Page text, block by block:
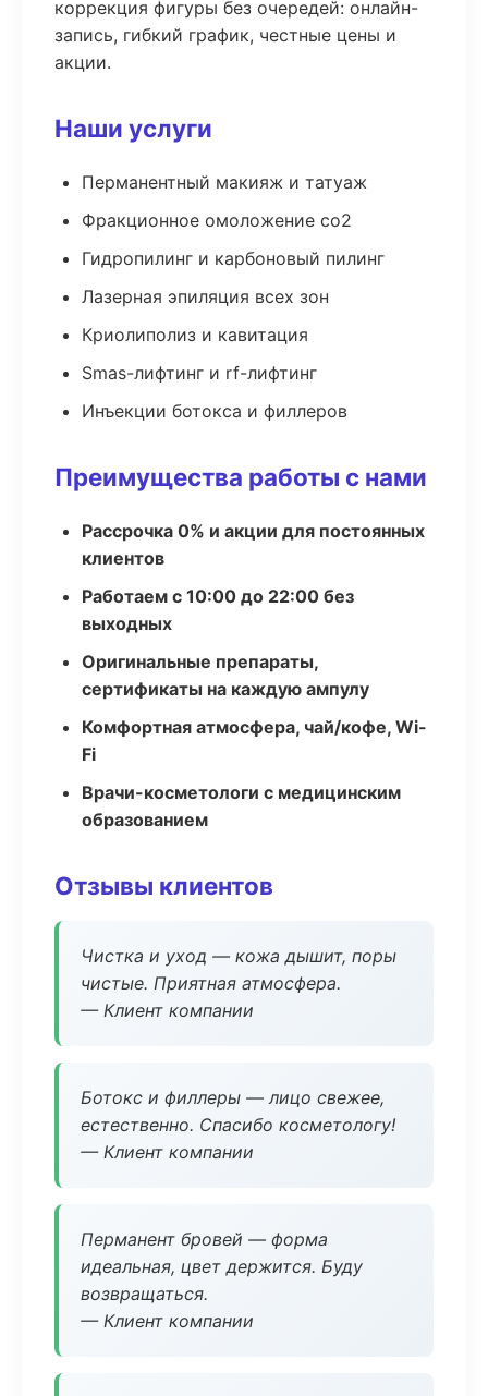
коррекция фигуры без очередей: онлайн-
запись, гибкий график, честные цены и
акции.
Наши услуги
Перманентный макияж и татуаж
Фракционное омоложение co2
Гидропилинг и карбоновый пилинг
Лазерная эпиляция всех зон
Криолиполиз и кавитация
Smas-лифтинг и rf-лифтинг
Инъекции ботокса и филлеров
Преимущества работы с нами
Рассрочка 0% и акции для постоянных
клиентов
Работаем с 10:00 до 22:00 без
выходных
Оригинальные препараты,
сертификаты на каждую ампулу
Комфортная атмосфера, чай/кофе, Wi-
Fi
Врачи-косметологи с медицинским
образованием
Отзывы клиентов
Чистка и уход — кожа дышит, поры
чистые. Приятная атмосфера.
— Клиент компании
Ботокс и филлеры — лицо свежее,
естественно. Спасибо косметологу!
— Клиент компании
Перманент бровей — форма
идеальная, цвет держится. Буду
возвращаться.
— Клиент компании